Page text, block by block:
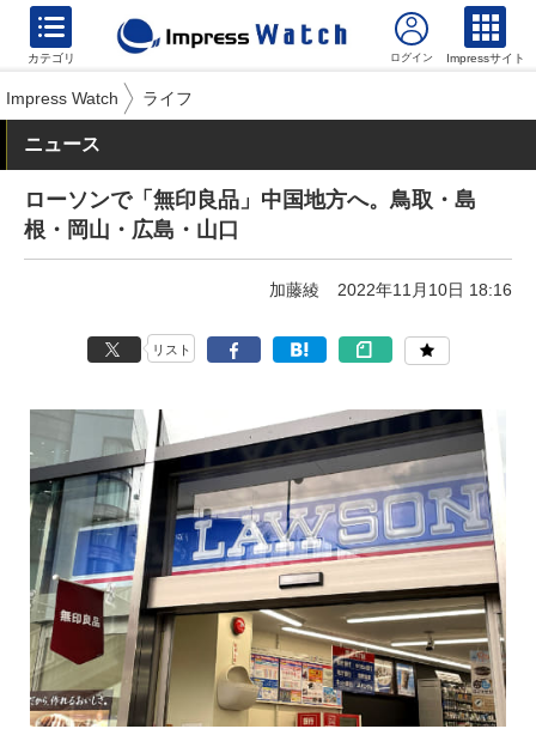
カテゴリ Impressサイト
Impress Watch ライフ
ニュース
ローソンで「無印良品」中国地方へ。鳥取・島
根・岡山・広島・山口
加藤綾 2022年11月10日 18:16
リスト